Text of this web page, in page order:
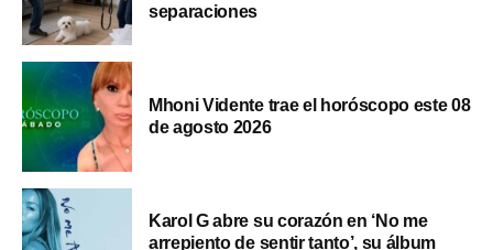
separaciones
Mhoni Vidente trae el horóscopo este 08
de agosto 2026
Karol G abre su corazón en ‘No me
arrepiento de sentir tanto’, su álbum